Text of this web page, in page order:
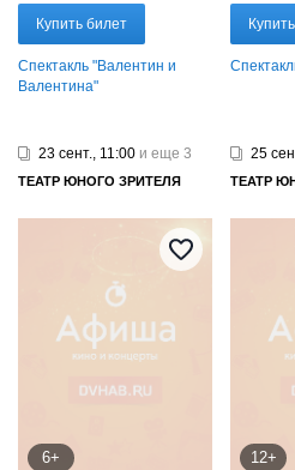
Купить билет
Спектакль "Валентин и
Валентина"
23 сент., 11:00 и еще 3
ТЕАТР ЮНОГО ЗРИТЕЛЯ
6+
25
ТЕАТР
12+